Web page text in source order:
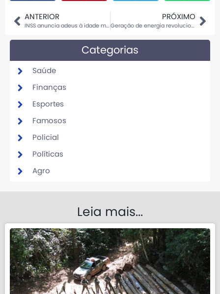
ANTERIOR
INSS anuncia adeus à idade mínima na aposentadoria mudando a vida de brasileiros
PRÓXIMO
Geração de energia revolucionária
Categorias
Saúde
Finanças
Esportes
Famosos
Policial
Políticas
Agro
Leia mais...